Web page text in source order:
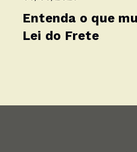
Entenda o que
Lei do Frete